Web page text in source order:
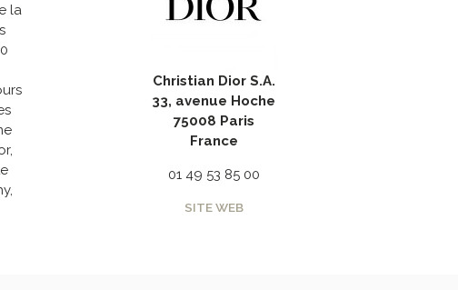
la
Christian Dior S.A.
33, avenue Hoche
75008 Paris
France
01 49 53 85 00
SITE WEB